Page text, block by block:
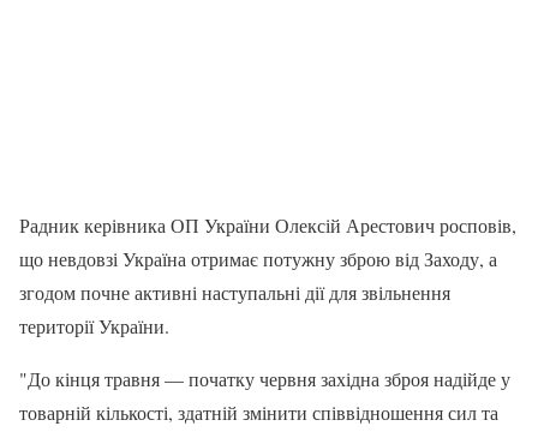
Радник керівника ОП України Олексій Арестович росповів,
що невдовзі Україна отримає потужну зброю від Заходу, а
згодом почне активні наступальні дії для звільнення
території України.
"До кінця травня — початку червня західна зброя надійде у
товарній кількості, здатній змінити співвідношення сил та